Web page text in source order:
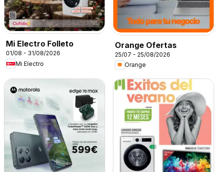
Mi Electro Folleto
01/08 - 31/08/2026
Mi Electro
Orange Ofertas
25/07 - 25/08/2026
Orange